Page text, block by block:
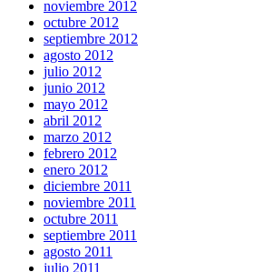
noviembre 2012
octubre 2012
septiembre 2012
agosto 2012
julio 2012
junio 2012
mayo 2012
abril 2012
marzo 2012
febrero 2012
enero 2012
diciembre 2011
noviembre 2011
octubre 2011
septiembre 2011
agosto 2011
julio 2011